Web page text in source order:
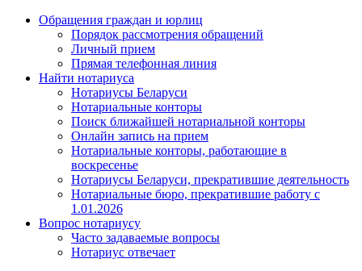
Обращения граждан и юрлиц
Порядок рассмотрения обращений
Личный прием
Прямая телефонная линия
Найти нотариуса
Нотариусы Беларуси
Нотариальные конторы
Поиск ближайшей нотариальной конторы
Онлайн запись на прием
Нотариальные конторы, работающие в
воскресенье
Нотариусы Беларуси, прекратившие деятельность
Нотариальные бюро, прекратившие работу с
1.01.2026
Вопрос нотариусу
Часто задаваемые вопросы
Нотариус отвечает